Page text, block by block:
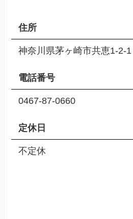
住所
神奈川県茅ヶ崎市共恵1-2-
電話番号
0467-87-0660
定休日
不定休